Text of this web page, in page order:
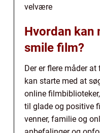
velvære
Hvordan kan
smile film?
Der er flere måder
kan starte med at
online
til glade og positive
venner, familie og